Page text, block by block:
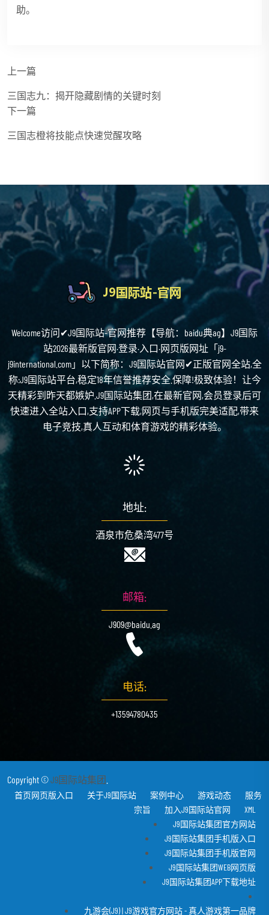
助。
上一篇
三国志九：揭开隐藏剧情的关键时刻
下一篇
三国志橙将技能点快速觉醒攻略
Welcome访问✔J9国际站-官网推荐【导航：baidu典ag】J9国际
站2026最新版官网·登录·入口·网页版网址「j9-
j9international.com」以下简称：J9国际站官网✔正版官网全站,全
称:J9国际站平台,稳定18年信誉推荐安全.保障!极致体验！让今
天精彩到昨天都嫉妒.J9国际站集团,在最新官网,会员登录后可
快速进入全站入口,支持APP下载,网页与手机版完美适配,带来
电子竞技,真人互动和体育游戏的精彩体验。
地址:
酒泉市危桑湾477号
邮箱:
J909@baidu.ag
电话:
+13594780435
Copyright ©J9国际站集团
首页网页版入口 关于J9国际站 案例中心 游戏动态
服务
宗旨
加入J9国际站官网
XML
J9国际站集团官方网站
J9国际站集团手机版入口
J9国际站集团手机版官网
J9国际站集团WEB网页版
J9国际站集团APP下载地址
九游会(J9) | J9游戏官方网站 - 真人游戏第一品牌